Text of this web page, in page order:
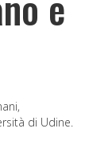
di Udine.